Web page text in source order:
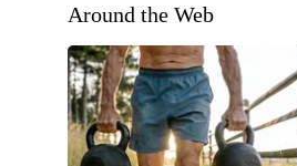
Around the Web